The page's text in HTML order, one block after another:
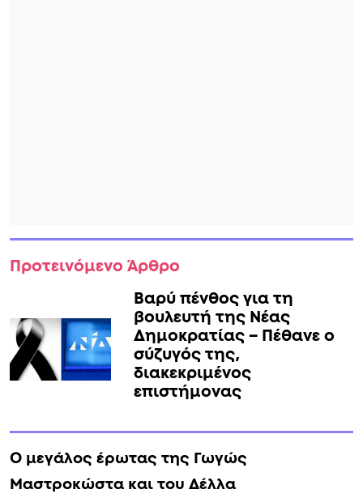
Προτεινόμενο Άρθρο
Βαρύ πένθος για τη
βουλευτή της Νέας
Δημοκρατίας – Πέθανε ο
σύζυγός της,
διακεκριμένος
επιστήμονας
Ο μεγάλος έρωτας της Γωγώς
Μαστροκώστα και του Δέλλα